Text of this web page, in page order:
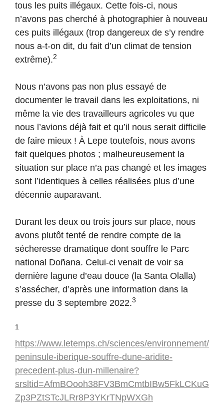
tous les puits illégaux. Cette fois-ci, nous
n’avons pas cherché à photographier à nouveau
ces puits illégaux (trop dangereux de s’y rendre
nous a-t-on dit, du fait d’un climat de tension
extrême).2
Nous n’avons pas non plus essayé de
documenter le travail dans les exploitations, ni
même la vie des travailleurs agricoles vu que
nous l’avions déjà fait et qu’il nous serait difficile
de faire mieux ! À Lepe toutefois, nous avons
fait quelques photos ; malheureusement la
situation sur place n’a pas changé et les images
sont l’identiques à celles réalisées plus d’une
décennie auparavant.
Durant les deux ou trois jours sur place, nous
avons plutôt tenté de rendre compte de la
sécheresse dramatique dont souffre le Parc
national Doñana. Celui-ci venait de voir sa
dernière lagune d’eau douce (la Santa Olalla)
s’assécher, d’après une information dans la
presse du 3 septembre 2022.3
1
https://www.letemps.ch/sciences/environnement/
peninsule-iberique-souffre-dune-aridite-
precedent-plus-dun-millenaire?
srsltid=AfmBOooh38FV3BmCmtbIBw5FkLCKuG
Zp3PZtSTcJLRr8P3YKrTNpWXGh